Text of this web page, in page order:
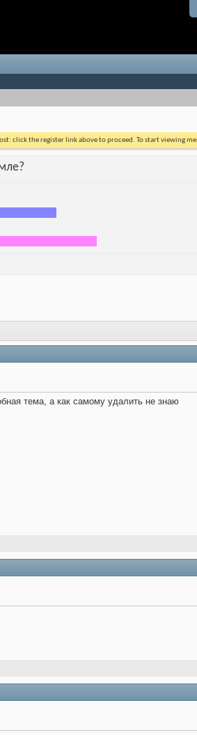
click the register link above to proceed. To start viewing
тема, а как самому удалить не знаю